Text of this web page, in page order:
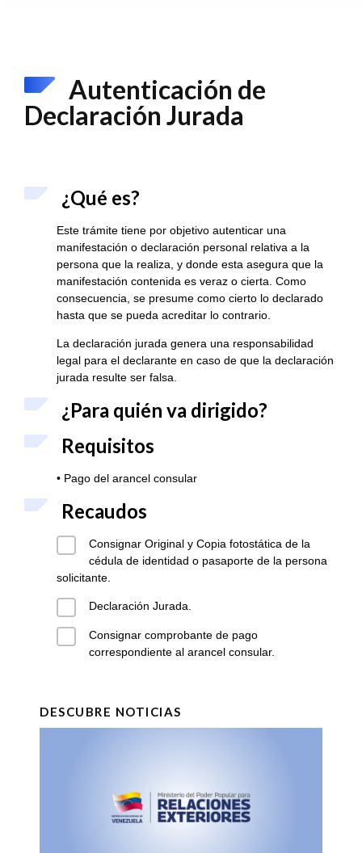
Autenticación de
Declaración Jurada
¿Qué es?
Este trámite tiene por objetivo autenticar una
manifestación o declaración personal relativa a la
persona que la realiza, y donde esta asegura que la
manifestación contenida es veraz o cierta. Como
consecuencia, se presume como cierto lo declarado
hasta que se pueda acreditar lo contrario.
La declaración jurada genera una responsabilidad
legal para el declarante en caso de que la declaración
jurada resulte ser falsa.
¿Para quién va dirigido?
Requisitos
• Pago del arancel consular
Recaudos
Consignar Original y Copia fotostática de la
cédula de identidad o pasaporte de la persona
solicitante.
Declaración Jurada.
Consignar comprobante de pago
correspondiente al arancel consular.
DESCUBRE NOTICIAS